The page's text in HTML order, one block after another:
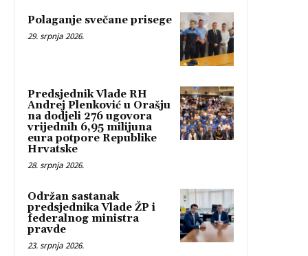
Polaganje svečane prisege
29. srpnja 2026.
Predsjednik Vlade RH
Andrej Plenković u Orašju
na dodjeli 276 ugovora
vrijednih 6,95 milijuna
eura potpore Republike
Hrvatske
28. srpnja 2026.
Održan sastanak
predsjednika Vlade ŽP i
federalnog ministra
pravde
23. srpnja 2026.